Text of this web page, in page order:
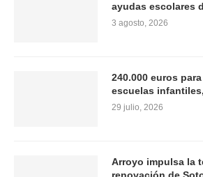
ayudas escolares
3 agosto, 2026
240.000 euros
escuelas
29 julio, 2026
Arroyo impulsa la